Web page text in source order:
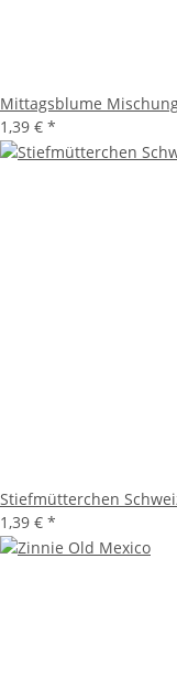
Mittagsblume
1,39 € *
Stiefmütterchen
1,39 € *